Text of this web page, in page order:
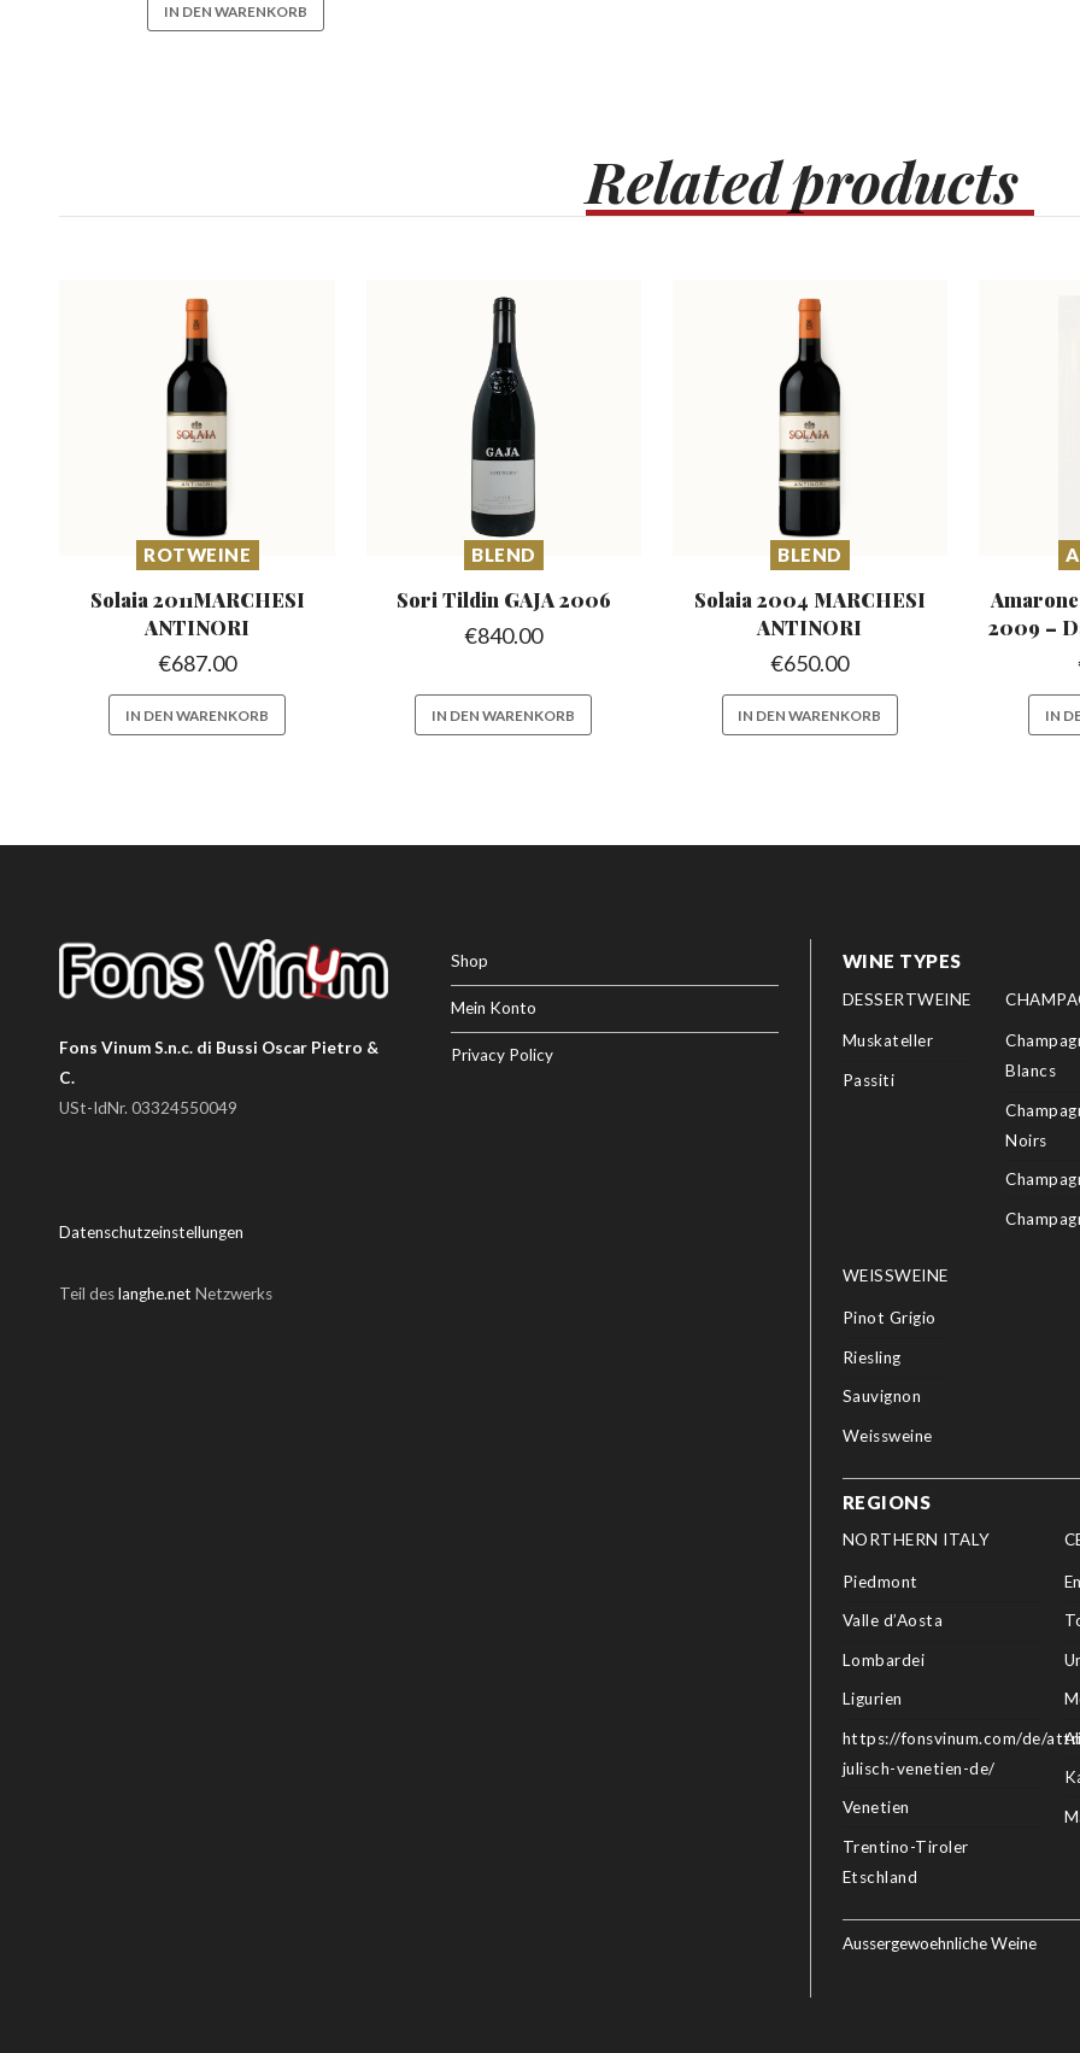
IN DEN WARENKORB
Relatedproducts
ROTWEINE
Solaia 2011MARCHESI
ANTINORI
€687.00
IN DEN WARENKORB
BLEND
Sori Tildin GAJA 2006
€840.00
IN DEN WARENKORB
BLEND
Solaia 2004 MARCHESI
ANTINORI
€650.00
IN DEN WARENKORB
2009 –
IN
Fons Vinum S.n.c. di Bussi Oscar Pietro &
C.
USt-IdNr. 03324550049
Datenschutzeinstellungen
Teil deslanghe.net Netzwerks
Shop
Mein Konto
Privacy Policy
WINE TYPES
DESSERTWEINE
Muskateller
Passiti
Blancs
Noirs
WEISSWEINE
Pinot Grigio
Riesling
Sauvignon
Weissweine
REGIONS
NORTHERN ITALY
Piedmont
Valle d’Aosta
Lombardei
Ligurien
https://fonsvinum.com/de/
julisch-venetien-de/
Venetien
Trentino-Tiroler
Etschland
Aussergewoehnliche Weine